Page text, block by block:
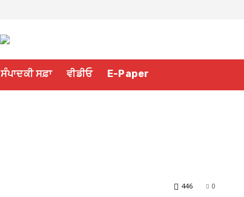
ਸੰਪਾਦਕੀ ਸਫ਼ਾ ਵੀਡੀਓ E-Paper
0
446